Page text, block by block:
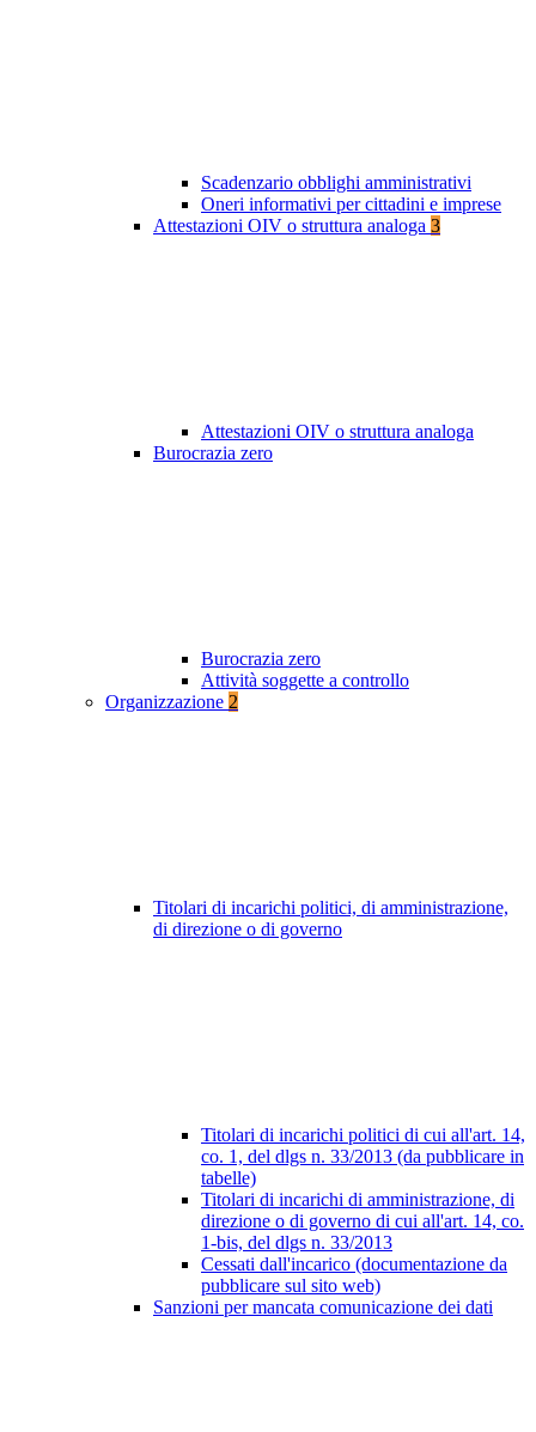
Scadenzario obblighi amministrativi
Oneri informativi per cittadini e imprese
Attestazioni OIV o struttura analoga 3
Attestazioni OIV o struttura analoga
Burocrazia zero
Burocrazia zero
Attività soggette a controllo
Organizzazione 2
Titolari di incarichi politici, di amministrazione,
di direzione o di governo
Titolari di incarichi politici di cui all'art. 14,
co. 1, del dlgs n. 33/2013 (da pubblicare in
tabelle)
Titolari di incarichi di amministrazione, di
direzione o di governo di cui all'art. 14, co.
1-bis, del dlgs n. 33/2013
Cessati dall'incarico (documentazione da
pubblicare sul sito web)
Sanzioni per mancata comunicazione dei dati